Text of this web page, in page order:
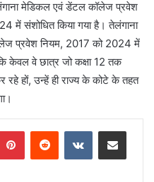
मेडिकल एवं डेंटल कॉलेज प्रवेश
में संशोधित किया गया है। तेलंगाना
प्रवेश नियम, 2017 को 2024 में
केवल वे छात्र जो कक्षा 12 तक
रहे हों, उन्हें ही राज्य के कोटे के तहत